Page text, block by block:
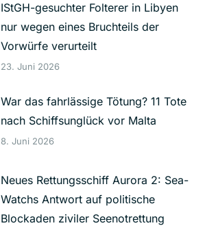
IStGH-gesuchter Folterer in Libyen
nur wegen eines Bruchteils der
Vorwürfe verurteilt
23. Juni 2026
War das fahrlässige Tötung? 11 Tote
nach Schiffsunglück vor Malta
8. Juni 2026
Neues Rettungsschiff Aurora 2: Sea-
Watchs Antwort auf politische
Blockaden ziviler Seenotrettung